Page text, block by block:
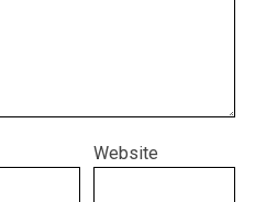
Website